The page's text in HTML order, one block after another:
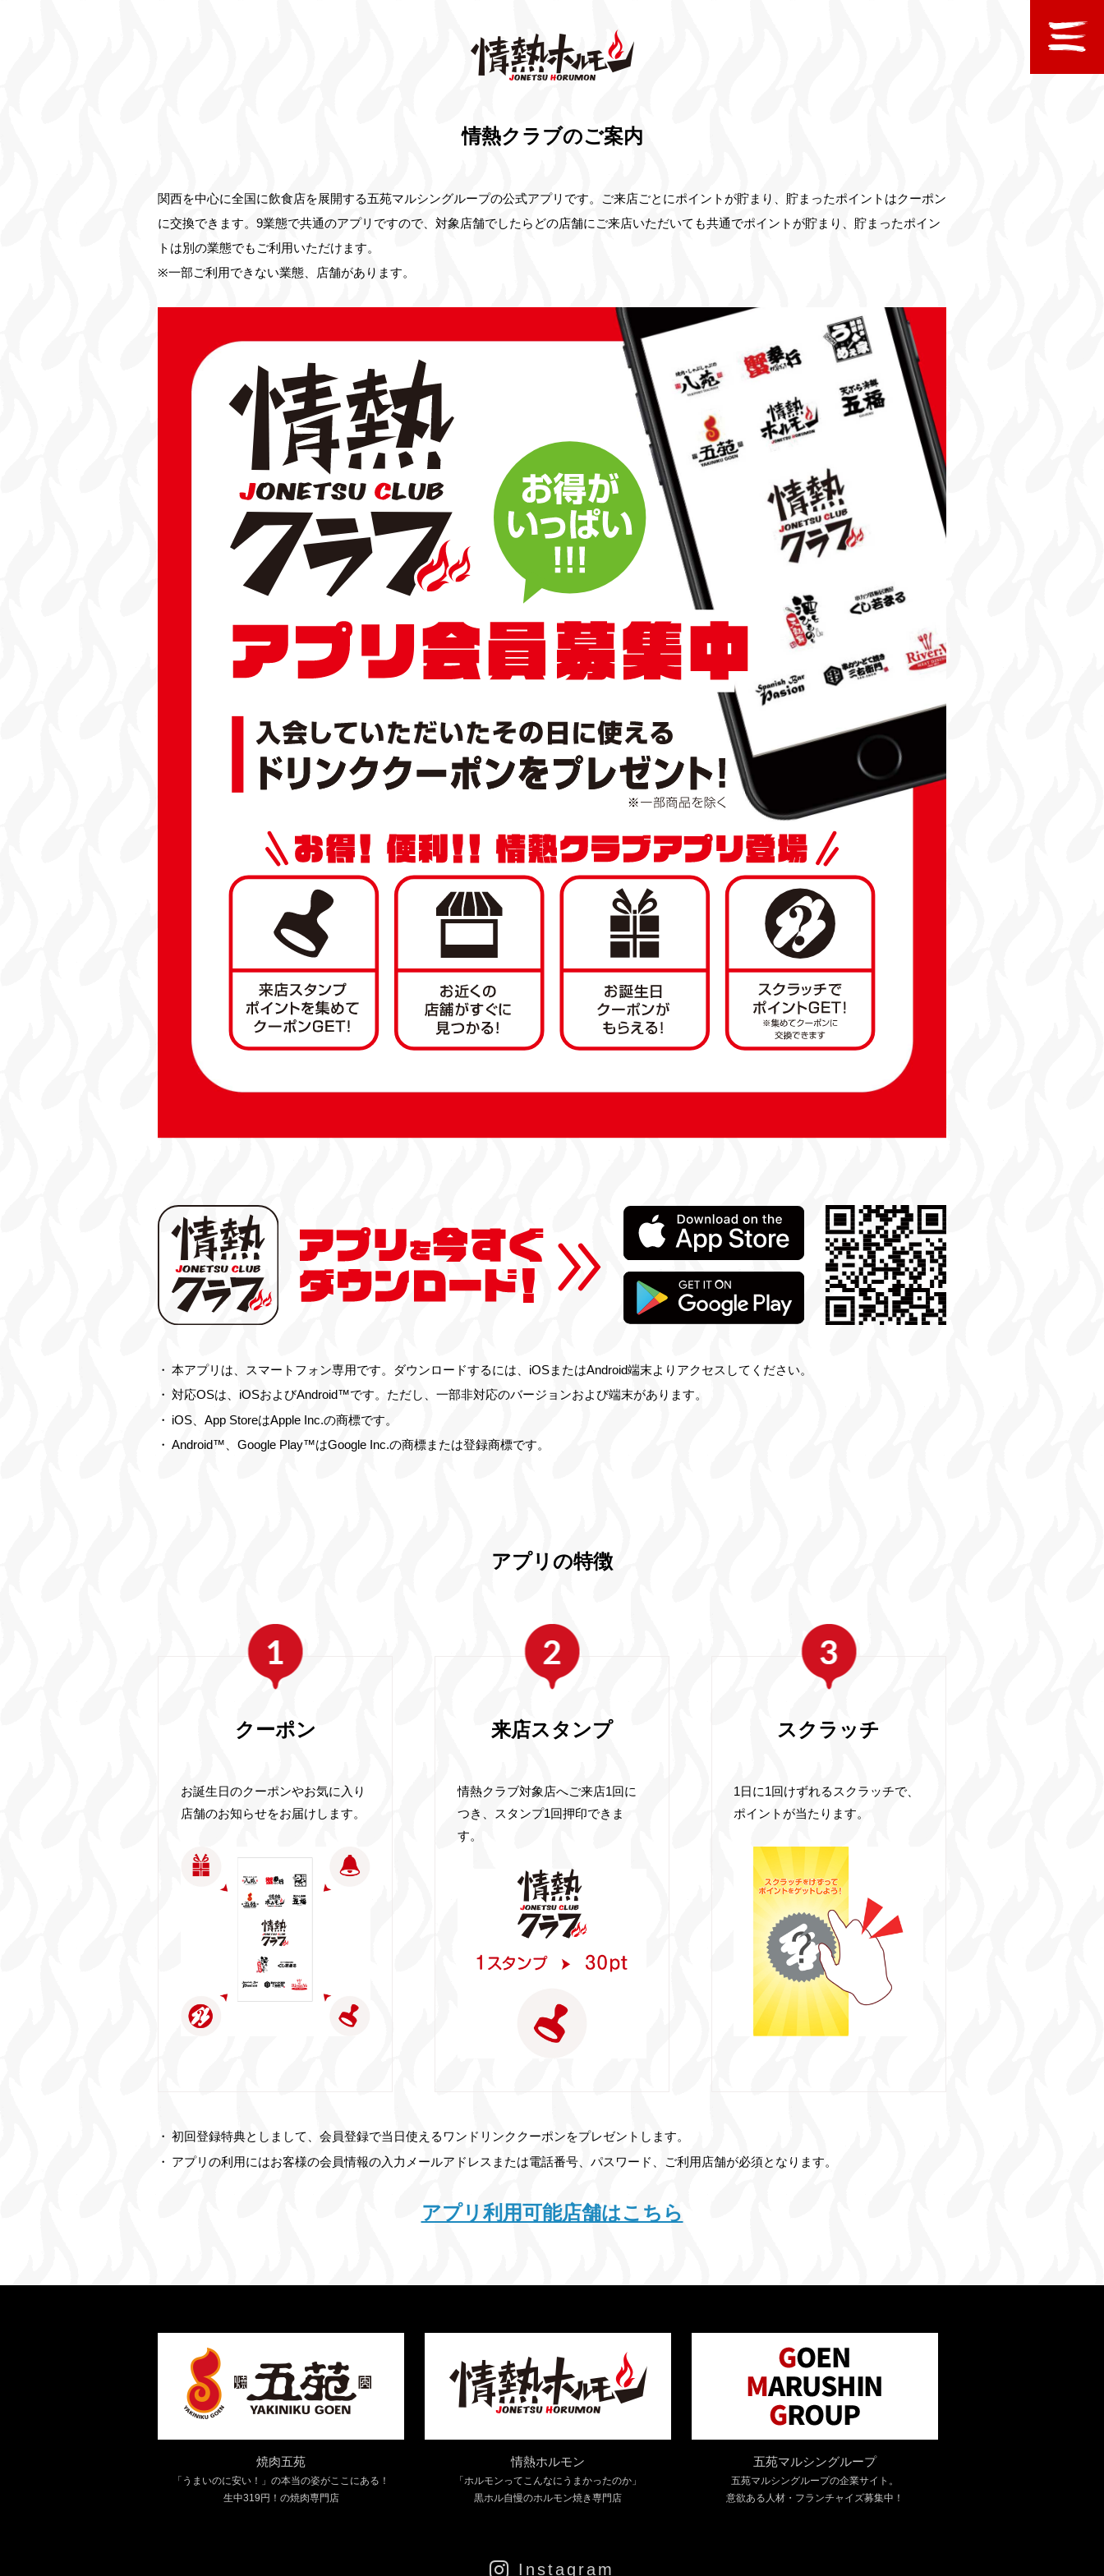
情熱クラブのご案内
関西を中心に全国に飲食店を展開する五苑マルシングループの公式アプリです。ご来店ごとにポイントが貯まり、貯まったポイントはクーポン
に交換できます。9業態で共通のアプリですので、対象店舗でしたらどの店舗にご来店いただいても共通でポイントが貯まり、貯まったポイン
トは別の業態でもご利用いただけます。
※一部ご利用できない業態、店舗があります。
本アプリは、スマートフォン専用です。ダウンロードするには、iOSまたはAndroid端末よりアクセスしてください。
対応OSは、iOSおよびAndroid™です。ただし、一部非対応のバージョンおよび端末があります。
iOS、App StoreはApple Inc.の商標です。
Android™、Google Play™はGoogle Inc.の商標または登録商標です。
アプリの特徴
クーポン
お誕生日のクーポンやお気に入り
店舗のお知らせをお届けします。
来店スタンプ
情熱クラブ対象店へご来店1回に
つき、スタンプ1回押印できま
す。
スクラッチ
1日に1回けずれるスクラッチで、
ポイントが当たります。
初回登録特典としまして、会員登録で当日使えるワンドリンククーポンをプレゼントします。
アプリの利用にはお客様の会員情報の入力メールアドレスまたは電話番号、パスワード、ご利用店舗が必須となります。
アプリ利用可能店舗はこちら
焼肉五苑
「うまいのに安い！」の本当の姿がここにある！
生中319円！の焼肉専門店
情熱ホルモン
「ホルモンってこんなにうまかったのか」
黒ホル自慢のホルモン焼き専門店
五苑マルシングループ
五苑マルシングループの企業サイト。
意欲ある人材・フランチャイズ募集中！
Instagram